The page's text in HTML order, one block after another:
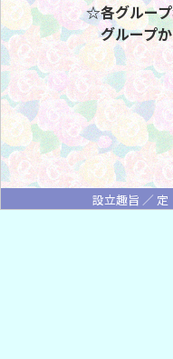
☆各グループ
グループか
設立趣旨 ／